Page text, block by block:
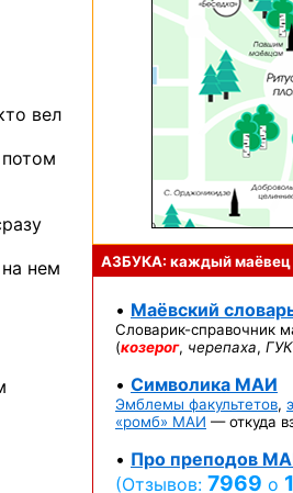
вел
на нем
АЗБУКА: каждый
• Маёвский
Словарик-справочник
(козерог, черепаха,
• Символика МАИ
Эмблемы факультетов,
«ромб» МАИ — откуда
• Про преподов
(Отзывов: 7969 о